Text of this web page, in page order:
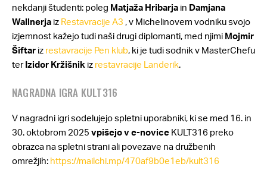
nekdanji študenti: poleg Matjaža Hribarja in Damjana
Wallnerja iz Restavracije A3 , v Michelinovem vodniku svojo
izjemnost kažejo tudi naši drugi diplomanti, med njimi Mojmir
Šiftar iz restavracije Pen klub, ki je tudi sodnik v MasterChefu
terIzidor Kržišnik iz restavracije Landerik.
NAGRADNA IGRA KULT316
V nagradni igri sodelujejo spletni uporabniki, ki se med 16. in
30. oktobrom 2025 vpišejo v e-novice KULT316 preko
obrazca na spletni strani ali povezave na družbenih
omrežjih: https://mailchi.mp/470af9b0e1eb/kult316